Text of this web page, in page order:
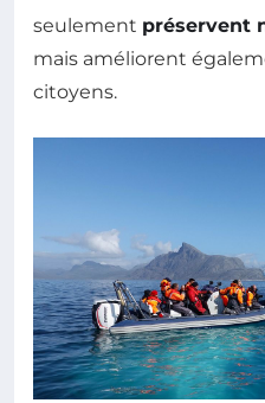
seulement préservent
mais améliorent
citoyens.